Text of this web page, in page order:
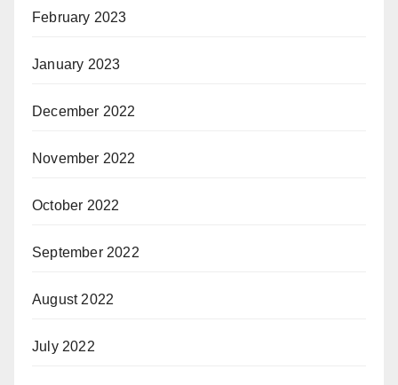
February 2023
January 2023
December 2022
November 2022
October 2022
September 2022
August 2022
July 2022